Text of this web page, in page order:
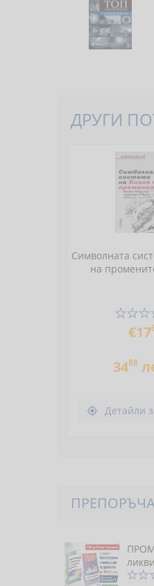
ДРУГИ
Символната
на
€17
3488
 Детайли